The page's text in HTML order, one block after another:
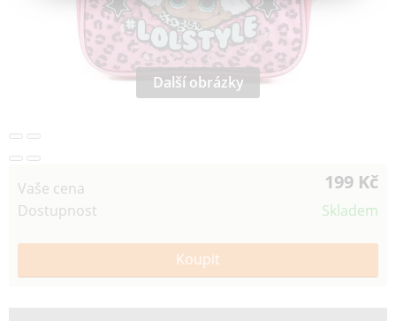
Další obrázky
Vaše cena 199 Kč
Dostupnost Skladem